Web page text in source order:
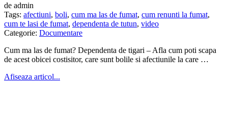
de admin
Tags: afectiuni, boli, cum ma las de fumat, cum renunti la fumat,
cum te lasi de fumat, dependenta de tutun, video
Categorie: Documentare
Cum ma las de fumat? Dependenta de tigari – Afla cum poti scapa
de acest obicei costisitor, care sunt bolile si afectiunile la care …
Afiseaza articol...